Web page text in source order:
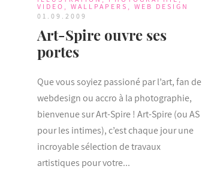
VIDEO
WALLPAPERS
WEB DESIGN
01.09.2009
Art-Spire ouvre ses
portes
Que vous soyiez passioné par l’art, fan de
webdesign ou accro à la photographie,
bienvenue sur Art-Spire ! Art-Spire (ou AS
pour les intimes), c’est chaque jour une
incroyable sélection de travaux
artistiques pour votre...